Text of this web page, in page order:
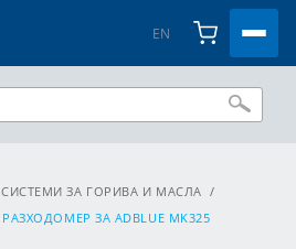
EN
СИСТЕМИ ЗА ГОРИВА И МАСЛА /
РАЗХОДОМЕР ЗА ADBLUE MK325